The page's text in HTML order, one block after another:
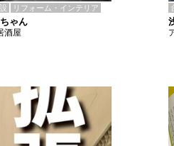
リフォーム・インテリア
ゃん
酒屋